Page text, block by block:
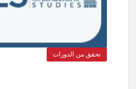
تحقق من الدورات